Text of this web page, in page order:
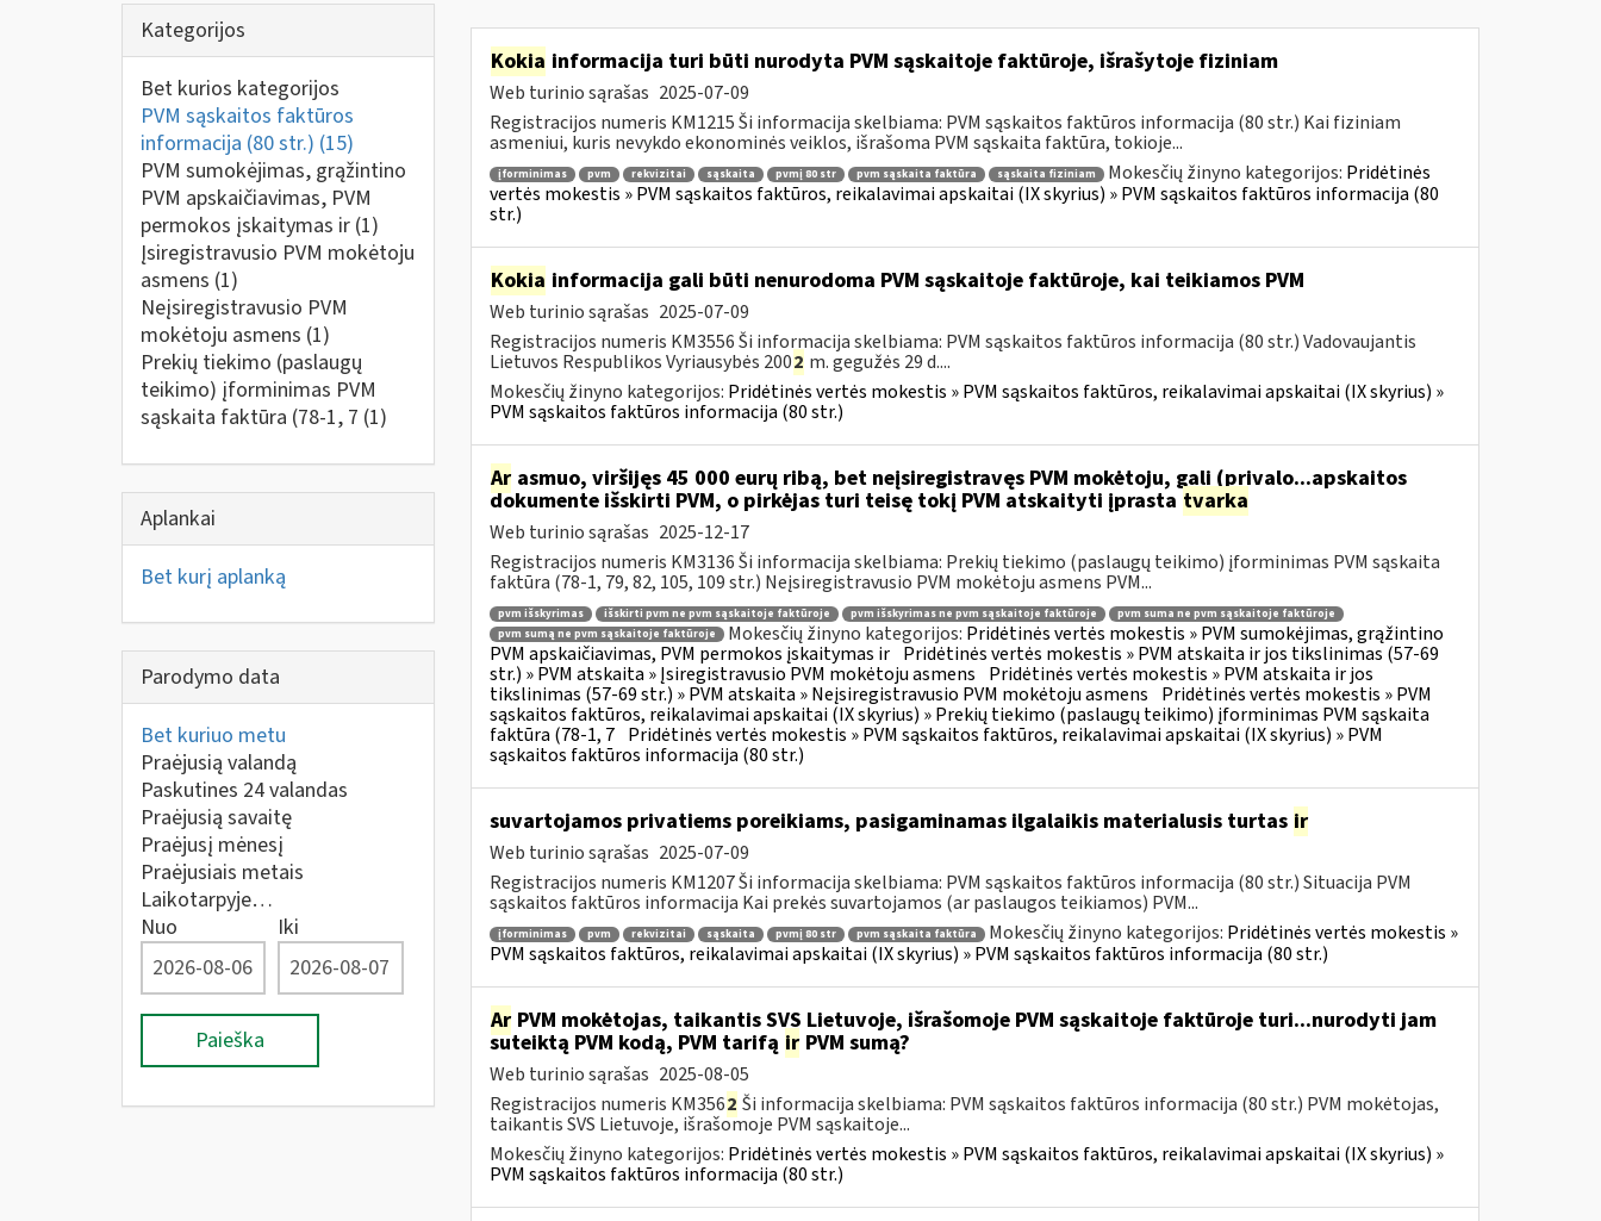
Kategorijos
Bet kurios kategorijos
PVM sąskaitos faktūros
informacija (80 str.) (15)
PVM sumokėjimas, grąžintino
PVM apskaičiavimas, PVM
permokos įskaitymas ir (1)
Įsiregistravusio PVM mokėtoju
asmens (1)
Neįsiregistravusio PVM
mokėtoju asmens (1)
Prekių tiekimo (paslaugų
teikimo) įforminimas PVM
sąskaita faktūra (78-1, 7 (1)
Aplankai
Bet kurį aplanką
Parodymo data
Bet kuriuo metu
Praėjusią valandą
Paskutines 24 valandas
Praėjusią savaitę
Praėjusį mėnesį
Praėjusiais metais
Laikotarpyje…
Nuo
Iki
Paieška
Kokia informacija turi būti nurodyta PVM sąskaitoje faktūroje, išrašytoje fiziniam
Web turinio sąrašas 2025-07-09
Registracijos numeris KM1215 Ši informacija skelbiama: PVM sąskaitos faktūros informacija (80 str.) Kai fiziniam
asmeniui, kuris nevykdo ekonominės veiklos, išrašoma PVM sąskaita faktūra, tokioje...
įforminimas pvm rekvizitai sąskaita pvmį 80 str pvm sąskaita faktūra sąskaita fiziniam Mokesčių žinyno kategorijos: Pridėtinės
vertės mokestis » PVM sąskaitos faktūros, reikalavimai apskaitai (IX skyrius) » PVM sąskaitos faktūros informacija (80
str.)
Kokia informacija gali būti nenurodoma PVM sąskaitoje faktūroje, kai teikiamos PVM
Web turinio sąrašas 2025-07-09
Registracijos numeris KM3556 Ši informacija skelbiama: PVM sąskaitos faktūros informacija (80 str.) Vadovaujantis
Lietuvos Respublikos Vyriausybės 2002 m. gegužės 29 d....
Mokesčių žinyno kategorijos: Pridėtinės vertės mokestis » PVM sąskaitos faktūros, reikalavimai apskaitai (IX skyrius) »
PVM sąskaitos faktūros informacija (80 str.)
Arasmuo, viršijęs 45 000 eurų ribą, bet neįsiregistravęs PVM mokėtoju, gali (privalo...apskaitos
dokumente išskirti PVM, o pirkėjas turi teisę tokį PVM atskaityti įprasta tvarka
Web turinio sąrašas 2025-12-17
Registracijos numeris KM3136 Ši informacija skelbiama: Prekių tiekimo (paslaugų teikimo) įforminimas PVM sąskaita
faktūra (78-1, 79, 82, 105, 109 str.) Neįsiregistravusio PVM mokėtoju asmens PVM...
pvm išskyrimas išskirti pvm ne pvm sąskaitoje faktūroje pvm išskyrimas ne pvm sąskaitoje faktūroje
pvm suma ne pvm sąskaitoje faktūroje
pvm sumą ne pvm sąskaitoje faktūroje
Mokesčių žinyno kategorijos: Pridėtinės vertės mokestis » PVM sumokėjimas, grąžintino
PVM apskaičiavimas, PVM permokos įskaitymas ir Pridėtinės vertės mokestis » PVM atskaita ir jos tikslinimas (57-69
str.) » PVM atskaita » Įsiregistravusio PVM mokėtoju asmens Pridėtinės vertės mokestis » PVM atskaita ir jos
tikslinimas (57-69 str.) » PVM atskaita » Neįsiregistravusio PVM mokėtoju asmens Pridėtinės vertės mokestis » PVM
sąskaitos faktūros, reikalavimai apskaitai (IX skyrius) » Prekių tiekimo (paslaugų teikimo) įforminimas PVM sąskaita
faktūra (78-1, 7 Pridėtinės vertės mokestis » PVM sąskaitos faktūros, reikalavimai apskaitai (IX skyrius) » PVM
sąskaitos faktūros informacija (80 str.)
suvartojamos privatiems poreikiams, pasigaminamas ilgalaikis materialusis turtas ir
Web turinio sąrašas 2025-07-09
Registracijos numeris KM1207 Ši informacija skelbiama: PVM sąskaitos faktūros informacija (80 str.) Situacija PVM
sąskaitos faktūros informacija Kai prekės suvartojamos (ar paslaugos teikiamos) PVM...
įforminimas pvm rekvizitai sąskaita pvmį 80 str pvm sąskaita faktūra Mokesčių žinyno kategorijos: Pridėtinės vertės mokestis »
PVM sąskaitos faktūros, reikalavimai apskaitai (IX skyrius) » PVM sąskaitos faktūros informacija (80 str.)
ArPVM mokėtojas, taikantis SVS Lietuvoje, išrašomoje PVM sąskaitoje faktūroje turi...nurodyti jam
suteiktą PVM kodą, PVM tarifą irPVM sumą?
Web turinio sąrašas 2025-08-05
Registracijos numeris KM3562 Ši informacija skelbiama: PVM sąskaitos faktūros informacija (80 str.) PVM mokėtojas,
taikantis SVS Lietuvoje, išrašomoje PVM sąskaitoje...
Mokesčių žinyno kategorijos: Pridėtinės vertės mokestis » PVM sąskaitos faktūros, reikalavimai apskaitai (IX skyrius) »
PVM sąskaitos faktūros informacija (80 str.)